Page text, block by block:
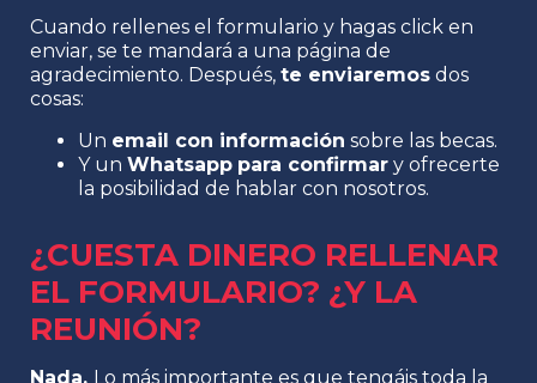
Cuando rellenes el formulario y hagas click en
enviar, se te mandará a una página de
agradecimiento. Después, te enviaremos dos
cosas:
Un email con información sobre las becas.
Y un Whatsapp para confirmar y ofrecerte
la posibilidad de hablar con nosotros.
¿CUESTA DINERO RELLENAR
EL FORMULARIO? ¿Y LA
REUNIÓN?
Nada. Lo más importante es que tengáis toda la